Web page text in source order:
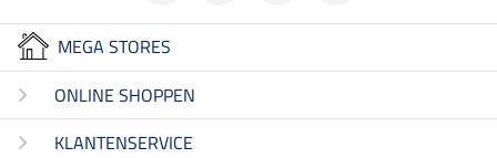
MEGA STORES
ONLINE SHOPPEN
KLANTENSERVICE